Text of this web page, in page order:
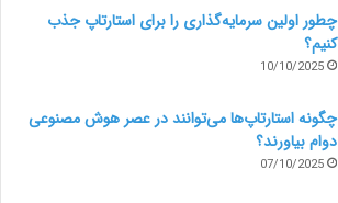
چطور اولین سرمایه‌گذاری را برای استارتاپ جذب
کنیم؟
10/10/2025
چگونه استارتاپ‌ها می‌توانند در عصر هوش مصنوعی
دوام بیاورند؟
07/10/2025